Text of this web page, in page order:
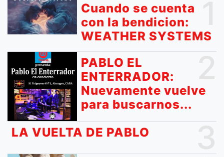
Cuando se cuenta
con la bendicion:
WEATHER SYSTEMS
PABLO EL
ENTERRADOR:
Nuevamente vuelve
para buscarnos...
LA VUELTA DE PABLO